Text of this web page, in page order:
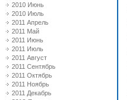
2010 Июнь
2010 Июль
2011 Апрель
2011 Май
2011 Июнь
2011 Июль
2011 Август
2011 Сентябрь
2011 Октябрь
2011 Ноябрь
2011 Декабрь